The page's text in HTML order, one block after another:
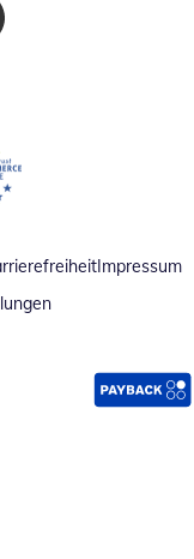
Fenster
in neuem Fenster
in neuem Fenster
Impressum